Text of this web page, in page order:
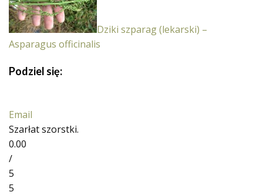
Dziki szparag (lekarski) –
Asparagus officinalis
Podziel się:
Email
Szarłat szorstki.
0.00
/
5
5